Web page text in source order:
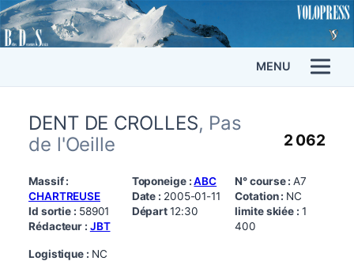
MENU
DENT DE CROLLES, Pas
de l'Oeille
2 062
Massif :
CHARTREUSE
Id sortie : 58901
Rédacteur : JBT
Toponeige :ABC
Date : 2005-01-11
Départ12:30
N° course :A7
Cotation : NC
limite skiée : 1
400
Logistique : NC